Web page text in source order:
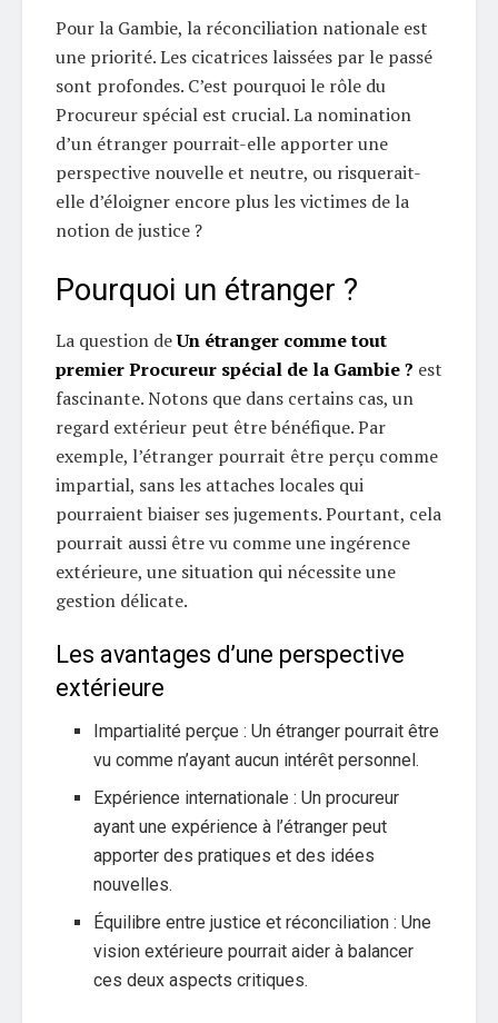
Pour la Gambie, la réconciliation nationale est
une priorité. Les cicatrices laissées par le passé
sont profondes. C’est pourquoi le rôle du
Procureur spécial est crucial. La nomination
d’un étranger pourrait-elle apporter une
perspective nouvelle et neutre, ou risquerait-
elle d’éloigner encore plus les victimes de la
notion de justice ?
Pourquoi un étranger ?
La question deUn étranger comme tout
premier Procureur spécial de la Gambie ? est
fascinante. Notons que dans certains cas, un
regard extérieur peut être bénéfique. Par
exemple, l’étranger pourrait être perçu comme
impartial, sans les attaches locales qui
pourraient biaiser ses jugements. Pourtant, cela
pourrait aussi être vu comme une ingérence
extérieure, une situation qui nécessite une
gestion délicate.
Les avantages d’une perspective
extérieure
Impartialité perçue : Un étranger pourrait être
vu comme n’ayant aucun intérêt personnel.
Expérience internationale : Un procureur
ayant une expérience à l’étranger peut
apporter des pratiques et des idées
nouvelles.
Équilibre entre justice et réconciliation : Une
vision extérieure pourrait aider à balancer
ces deux aspects critiques.